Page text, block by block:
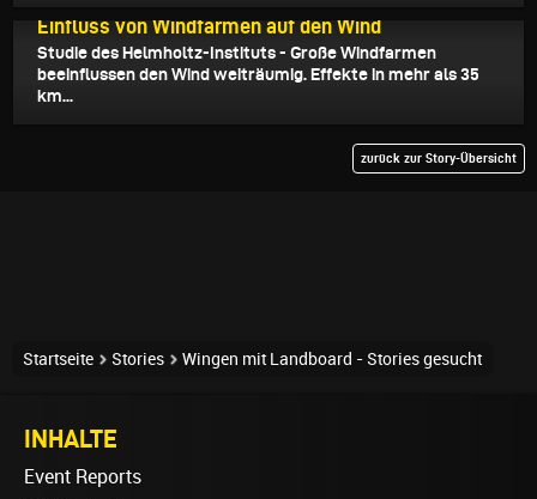
Einfluss von Windfarmen auf den Wind
Studie des Helmholtz-Instituts - Große Windfarmen
beeinflussen den Wind weiträumig. Effekte in mehr als 35
km...
zurück zur Story-Übersicht
Startseite Stories Wingen mit Landboard - Stories gesucht
INHALTE
Event Reports